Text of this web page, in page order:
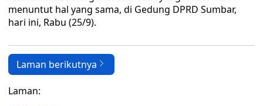
menuntut hal yang sama, di Gedung DPRD Sumbar,
hari ini, Rabu (25/9).
Laman berikutnya
Laman: